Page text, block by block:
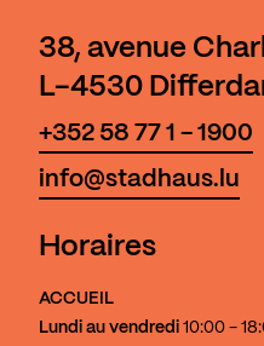
38, avenue
L-4530
+352 58 77 1 - 1900
info@stadhaus.lu
Horaires
ACCUEIL
Lundi au vendredi 10:00 -